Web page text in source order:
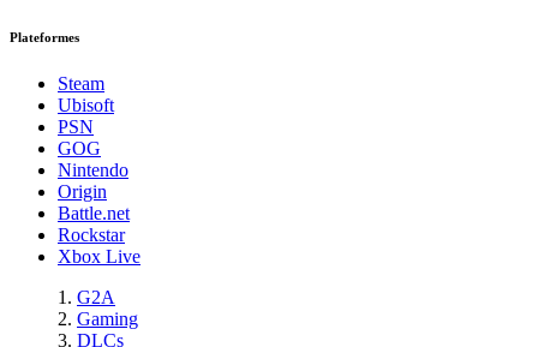
Plateformes
Steam
Ubisoft
PSN
GOG
Nintendo
Origin
Battle.net
Rockstar
Xbox Live
G2A
Gaming
DLCs